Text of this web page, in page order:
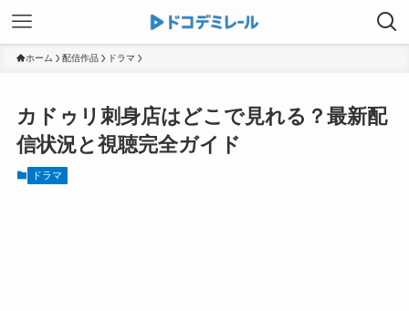
ホーム 配信作品 ドラマ
カドゥリ刺身店はどこで見れる？最新配
信状況と視聴完全ガイド
ドラマ